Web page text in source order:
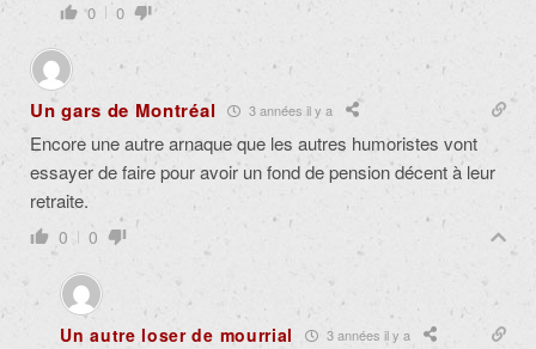
0 0
Un gars de Montréal 3 années il y a
Encore une autre arnaque que les autres humoristes vont
essayer de faire pour avoir un fond de pension décent à leur
retraite.
0 0
Un autre loser de mourrial 3 années il y a